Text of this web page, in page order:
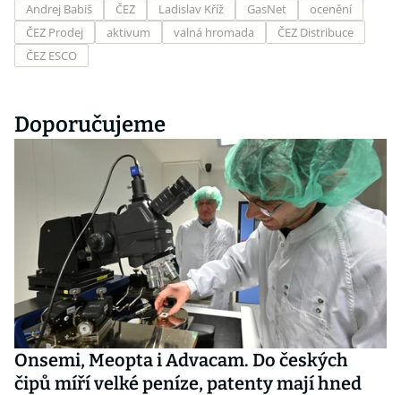
Andrej Babiš ČEZ Ladislav Kříž GasNet
ocenění
ČEZ Prodej
aktivum valná hromada
ČEZ Distribuce
ČEZ ESCO
Doporučujeme
Onsemi, Meopta i Advacam. Do českých
čipů míří velké peníze, patenty mají hned